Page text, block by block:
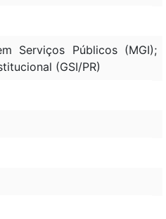
Serviços Públicos (MGI);
(GSI/PR)